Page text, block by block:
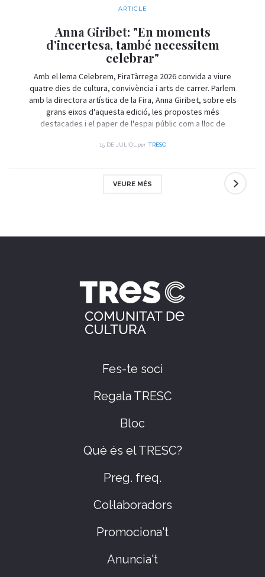
ARTICLE
Anna Giribet: "En moments
d'incertesa, també necessitem
celebrar"
Amb el lema Celebrem, FiraTàrrega 2026 convida a viure
quatre dies de cultura, convivència i arts de carrer. Parlem
amb la directora artística de la Fira, Anna Giribet, sobre els
grans eixos d'aquesta edició, les propostes més
destacades i el paper de l'espai públic com a lloc de
15 DE JULIOL per TRESC
VEURE MÉS
Fes-te soci
Regala TRESC
Bloc
Què és el TRESC?
Preg. freq.
Col·laboradors
Promociona't
Anuncia't